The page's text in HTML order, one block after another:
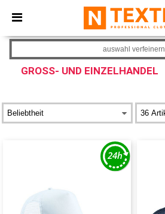
× Ntextil App
Bessere Preise in der App!
GROSS- UND EINZELHANDEL
auswahl verfeinern